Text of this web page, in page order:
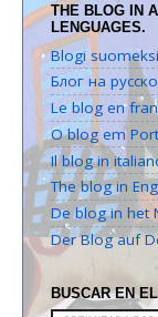
THE BLOG IN
LENGUAGES.
Blogi
Блог на
Le blog en
O blog em
Il blog in
The blog in
De blog in het
Der Blog auf
BUSCAR EN